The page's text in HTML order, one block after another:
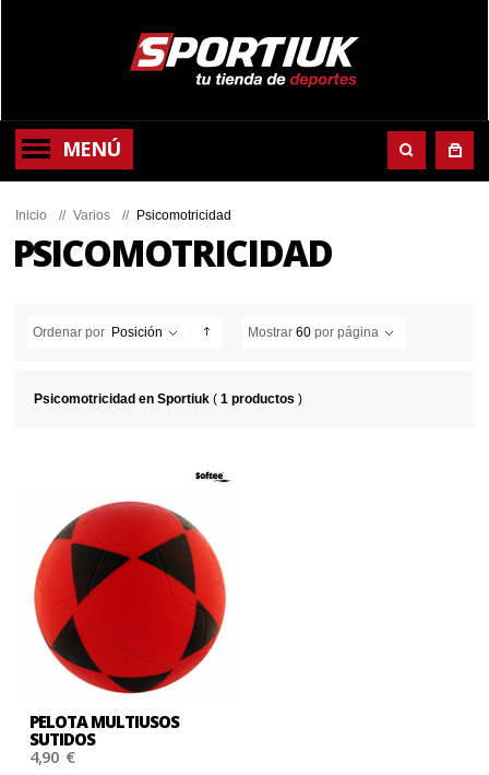
MENÚ
Inicio // Varios // Psicomotricidad
PSICOMOTRICIDAD
Ordenar por Posición Mostrar 60 por página
Psicomotricidad en Sportiuk (1 productos )
PELOTA MULTIUSOS
SUTIDOS
4,90 €